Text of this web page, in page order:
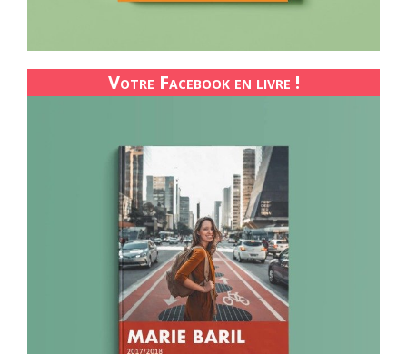
Votre Facebook en livre !